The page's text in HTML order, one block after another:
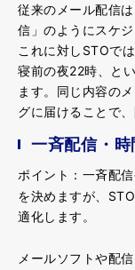
従来のメール配信
信」のようにスケ
これに対しSTOで
寝前の夜22時、と
ます。同じ内容の
グに届けることで
一斉配信・時
ポイント：一斉配
を決めますが、
適化します。
メールソフトや配